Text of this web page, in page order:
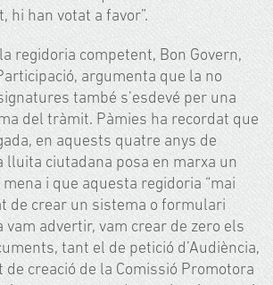
hi han votat a favor”.
regidoria competent, Bon Govern,
argumenta que la no
també s’esdevé per una
del tràmit. Pàmies ha recordat que
en aquests quatre anys de
lluita ciutadana posa en marxa un
i que aquesta regidoria “mai
de crear un sistema o formulari
vam advertir, vam crear de zero els
tant el de petició d’Audiència,
de creació de la Comissió Promotora